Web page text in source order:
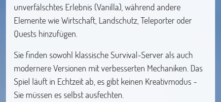
unverfälschtes Erlebnis (Vanilla), während andere
Elemente wie Wirtschaft, Landschutz, Teleporter oder
Quests hinzufügen.
Sie finden sowohl klassische Survival-Server als auch
modernere Versionen mit verbesserten Mechaniken. Das
Spiel läuft in Echtzeit ab, es gibt keinen Kreativmodus -
Sie müssen es selbst ausfechten.